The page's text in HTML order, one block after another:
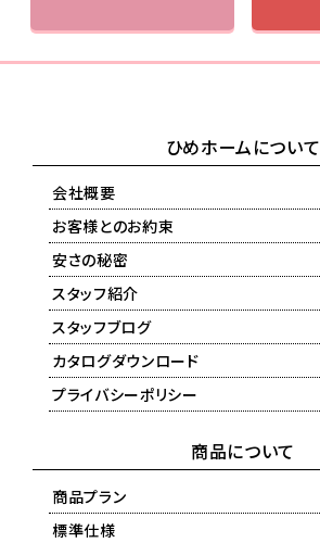
ひめホームについて
会社概要
お客様とのお約束
安さの秘密
スタッフ紹介
スタッフブログ
カタログダウンロード
プライバシーポリシー
商品について
商品プラン
標準仕様